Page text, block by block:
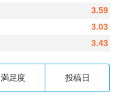
3.59
3.03
3.43
満足度 投稿日